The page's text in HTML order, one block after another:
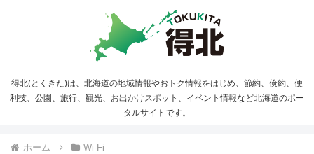
得北(とくきた)は、北海道の地域情報やおトク情報をはじめ、節約、倹約、便
利技、公園、旅行、観光、お出かけスポット、イベント情報など北海道のポー
タルサイトです。
ホーム Wi-Fi